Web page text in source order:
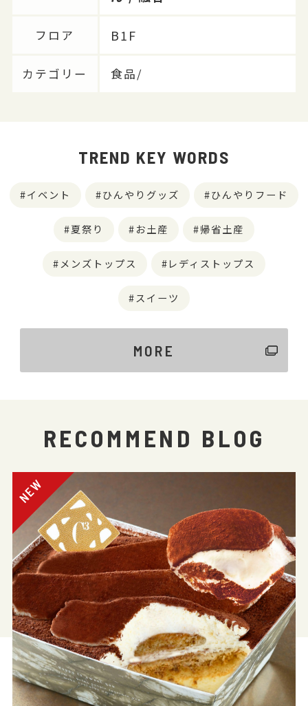
フロア B1F
カテゴリー 食品/
TREND KEY WORDS
イベント ひんやりグッズ ひんやりフード
夏祭り お土産 帰省土産
メンズトップス レディストップス
スイーツ
MORE
RECOMMEND BLOG